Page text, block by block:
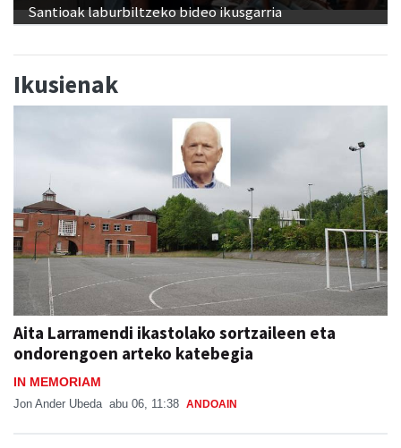
Santioak laburbiltzeko bideo ikusgarria
Ikusienak
Aita Larramendi ikastolako sortzaileen eta
ondorengoen arteko katebegia
IN MEMORIAM
Jon Ander Ubeda abu 06, 11:38 ANDOAIN